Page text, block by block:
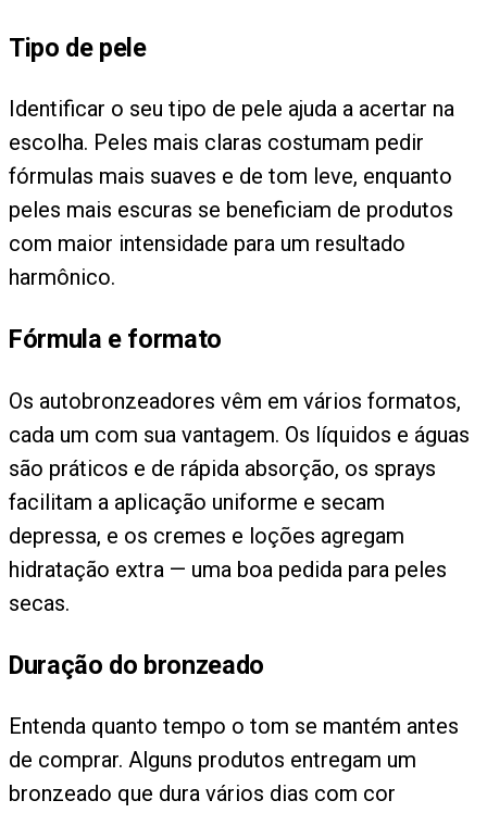
Tipo de pele
Identificar o seu tipo de pele ajuda a acertar na
escolha. Peles mais claras costumam pedir
fórmulas mais suaves e de tom leve, enquanto
peles mais escuras se beneficiam de produtos
com maior intensidade para um resultado
harmônico.
Fórmula e formato
Os autobronzeadores vêm em vários formatos,
cada um com sua vantagem. Os líquidos e águas
são práticos e de rápida absorção, os sprays
facilitam a aplicação uniforme e secam
depressa, e os cremes e loções agregam
hidratação extra — uma boa pedida para peles
secas.
Duração do bronzeado
Entenda quanto tempo o tom se mantém antes
de comprar. Alguns produtos entregam um
bronzeado que dura vários dias com cor